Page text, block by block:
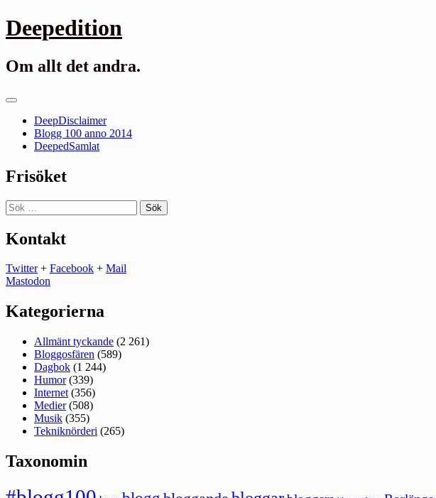
Gå
till
Deepedition
Om allt det andra.
Primär
DeepDisclaimer
Blogg 100 anno 2014
DeepedSamlat
Frisöket
Sök
efter:
Kontakt
Twitter+ Facebook + Mail
Mastodon
Kategorierna
Allmänt tyckande (2 261)
Bloggosfären (589)
Dagbok (1 244)
Humor(339)
Internet (356)
Medier(508)
Musik (355)
Tekniknörderi (265)
Taxonomin